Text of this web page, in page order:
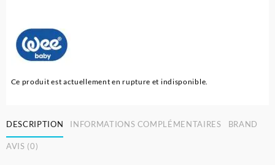
Ce produit est actuellement en rupture et indisponible.
DESCRIPTION INFORMATIONS COMPLÉMENTAIRES BRAND
AVIS (0)